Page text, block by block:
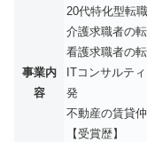
事業内
容
20代特化型転
介護求職者の
看護求職者の
ITコンサルテ
発
不動産の賃貸
【受賞歴】